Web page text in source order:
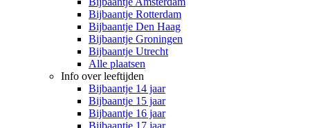
Bijbaantje Rotterdam
Bijbaantje Den Haag
Bijbaantje Groningen
Bijbaantje Utrecht
Alle plaatsen
Info over leeftijden
Bijbaantje 14 jaar
Bijbaantje 15 jaar
Bijbaantje 16 jaar
Bijbaantje 17 jaar